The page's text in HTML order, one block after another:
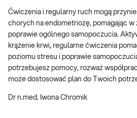
Ćwiczenia i regularny ruch mogą
chorych na endometriozę, pomagając w
poprawie ogólnego samopoczucia.
krążenie krwi, regularne ćwiczenia
poziomu stresu i poprawie
potrzebujesz pomocy, rozważ
może dostosować plan do Twoich
Dr n.med. Iwona Chromik